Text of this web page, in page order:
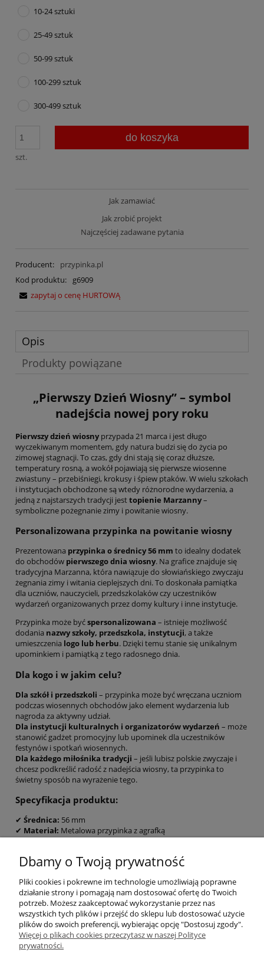
10-24 sztuki
25-49 sztuk
50-99 sztuk
100-299 sztuk
300-499 sztuk
szt.
do koszyka
Jak zamawiać
Jak zrobić projekt
Najczęściej zadawane pytania
Producent:
przypinka.pl
Kod produktu:
g6909
zapytaj o cenę HURTOWĄ
Opis
Produkty powiązane
„Pierwszy Dzień Wiosny” – symbol
nadejścia nowej pory roku
Pierwszy dzień wiosnyprzypada 21 marca i jest długo
wyczekiwanym momentem, gdy natura budzi się do życia po
zimowej stagnacji. To czas, gdy dni stają się coraz dłuższe,
temperatury rosną, a wokół pojawiają się pierwsze wiosenne
zwiastuny – przebiśniegi, krokusy i śpiew ptaków. W wielu szkołach
i instytucjach obchodzone są wtedy różnorodne wydarzenia, a
jedną z najstarszych tradycji jesttopienie Marzanny–
symboliczne pożegnanie zimy i powitanie wiosny.
Personalizowana przypinka na powitanie wiosny
Prezentowana przypinka o średnicy 56 mm to idealny dodatek
do obchodów pierwszego dnia wiosny. Na grafice znajduje się
tradycyjna Marzanna, która nawiązuje do słowiańskiego zwyczaju
żegnania zimy i witania cieplejszych dni. To doskonała pamiątka
dla uczniów, nauczycieli, przedszkolaków czy uczestników
wydarzeń organizowanych przez domy kultury i inne instytucje.
Przypinka może byćspersonalizowana – istnieje możliwość
dodania nazwy szkoły, przedszkola, instytucji, a także
umieszczenia logo lub herbu. Dzięki temu stanie się unikalnym
upominkiem i pamiątką z tego radosnego dnia.
Dla kogo i w jakim celu?
Dla szkół i przedszkoli – przypinka może być wręczana uczniom
podczas wiosennych obchodów jako element wydarzenia lub
nagroda za aktywny udział.
Dla instytucji kulturalnych i organizatorów wydarzeń – może
stanowić gadżet promocyjny lub upominek dla uczestników
festynów i spotkań wiosennych.
Dla każdego miłośnika tradycji – jeśli lubisz polskie zwyczaje i
chcesz podkreślić radość z nadejścia wiosny, ta przypinka to
świetny sposób na wyrażenie tego.
Specyfikacja produktu:
✔ Średnica: 56 mm
✔ Materiał: Metalowa przypinka z agrafką
✔Nadruk:Technologia CMYK, zabezpieczony folią dla trwałości
logo, herbu
Wysyłka: Po akceptacji projektu
Podkreśl radosny charakterpierwszego dnia wiosnyi spraw, by
to święto było jeszcze bardziej wyjątkowe dzięki personalizowanej
przypince!
Pomoc
Dbamy o Twoją prywatność
Pliki cookies i pokrewne im technologie umożliwiają poprawne
działanie strony i pomagają nam dostosować ofertę do Twoich
potrzeb. Możesz zaakceptować wykorzystanie przez nas
wszystkich tych plików i przejść do sklepu lub dostosować użycie
plików do swoich preferencji, wybierając opcję "Dostosuj zgody".
Więcej o plikach cookies przeczytasz w naszej Polityce
prywatności.